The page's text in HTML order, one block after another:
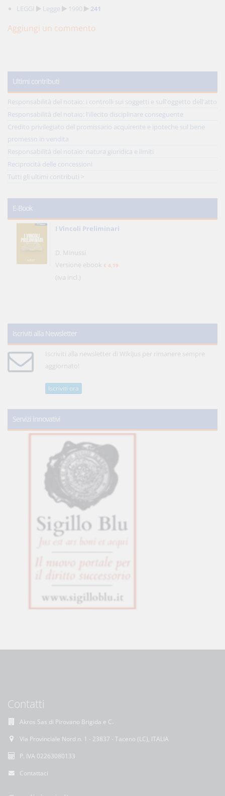
LEGGI Legge 1990 241
Aggiungi un commento
Ultimi contributi
Responsabilità del notaio: i controlli sui soggetti e sull'oggetto dell'atto
Responsabilità del notaio: l'illecito disciplinare conseguente
Credito privilegiato del promissario acquirente e ipoteche sul bene
promesso in vendita
Responsabilità del notaio: natura giuridica e limiti
Reciprocità delle concessioni
Tutti gli ultimi contributi >
E-Book
I Vincoli Preliminari
D. Minussi
Versione ebook € 4,19
(iva incl.)
Iscriviti alla Newsletter
Iscriviti alla newsletter di WikiJus per rimanere sempre
aggiornato!
Iscriviti ora
Servizi innovativi
Contatti
Akros Sas di Pirovano Brigida e C.
Via Provinciale Nord n. 1 - 23837 - Taceno (LC), ITALIA
P. IVA 02263080133
Contattaci